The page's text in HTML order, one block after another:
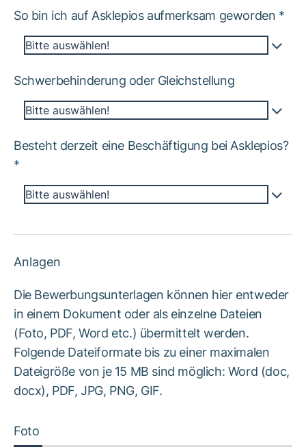
So bin ich auf Asklepios aufmerksam geworden *
Bitte auswählen!
Schwerbehinderung oder Gleichstellung
Bitte auswählen!
Besteht derzeit eine Beschäftigung bei Asklepios?
*
Bitte auswählen!
Anlagen
Die Bewerbungsunterlagen können hier entweder
in einem Dokument oder als einzelne Dateien
(Foto, PDF, Word etc.) übermittelt werden.
Folgende Dateiformate bis zu einer maximalen
Dateigröße von je 15 MB sind möglich: Word (doc,
docx), PDF, JPG, PNG, GIF.
Foto